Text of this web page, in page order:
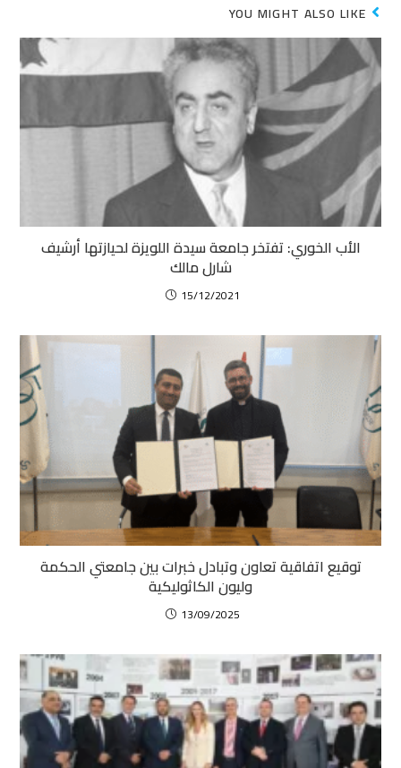
YOU MIGHT ALSO LIKE
الأب الخوري: تفتخر جامعة سيدة اللويزة لحيازتها أرشيف
شارل مالك
15/12/2021
توقيع اتفاقية تعاون وتبادل خبرات بين جامعتي الحكمة
وليون الكاثوليكية
13/09/2025